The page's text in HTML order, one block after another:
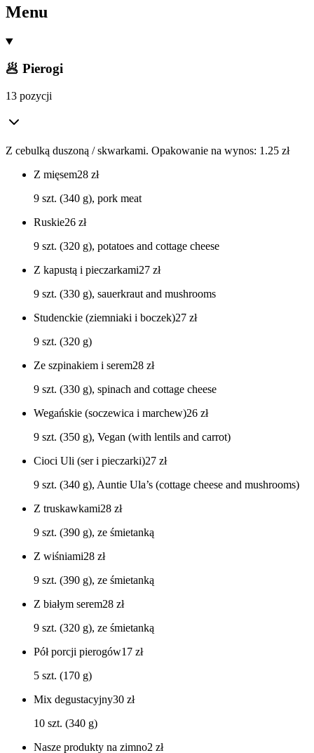
Menu
🥟 Pierogi
13 pozycji
Z cebulką duszoną / skwarkami. Opakowanie na wynos: 1.25 zł
Z mięsem28 zł
9 szt. (340 g), pork meat
Ruskie26 zł
9 szt. (320 g), potatoes and cottage cheese
Z kapustą i pieczarkami27 zł
9 szt. (330 g), sauerkraut and mushrooms
Studenckie (ziemniaki i boczek)27 zł
9 szt. (320 g)
Ze szpinakiem i serem28 zł
9 szt. (330 g), spinach and cottage cheese
Wegańskie (soczewica i marchew)26 zł
9 szt. (350 g), Vegan (with lentils and carrot)
Cioci Uli (ser i pieczarki)27 zł
9 szt. (340 g), Auntie Ula’s (cottage cheese and mushrooms)
Z truskawkami28 zł
9 szt. (390 g), ze śmietanką
Z wiśniami28 zł
9 szt. (390 g), ze śmietanką
Z białym serem28 zł
9 szt. (320 g), ze śmietanką
Pół porcji pierogów17 zł
5 szt. (170 g)
Mix degustacyjny30 zł
10 szt. (340 g)
Nasze produkty na zimno2 zł